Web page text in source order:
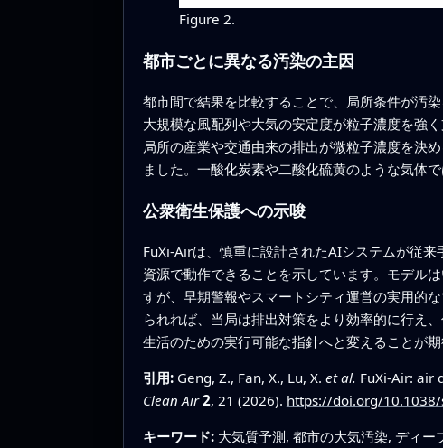
Figure 2.
都市ごとに異なる汚染の主因
都市間で結果を比較することで、局所条件が汚
大規模な風配列や大気の安定度が粒子濃度を強
局所の産業や交通由来の排出が微粒子濃度を決
ました。一酸化炭素や二酸化硫黄のような気体
公衆衛生保護への示唆
FuXi‑Airは、慎重に設計されたAIシステムが従
資源で動作できることを示しています。モデル
すが、早期警報やスマートシティ運営の実用的
られれば、当局は排出対策をより効率的に行え
生活のための実行可能な指針へと変えることが期
引用: Geng, Z., Fan, X., Lu, X. et al. FuXi-Air: air
Clean Air 2, 21 (2026). https://doi.org/
キーワード: 大気質予測, 都市の大気汚染, ディ